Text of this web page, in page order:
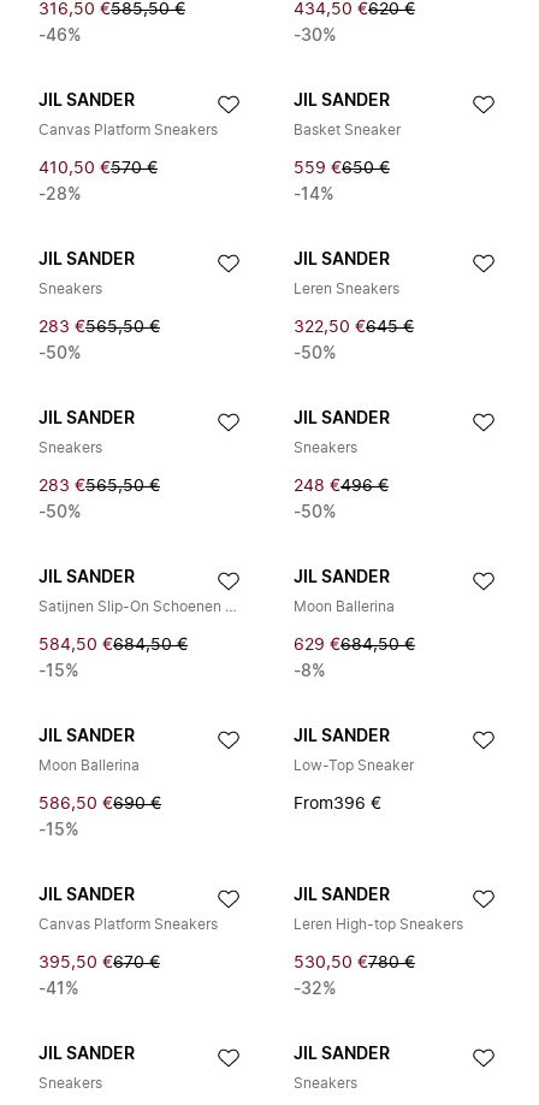
316,50 €585,50 €
-46%
434,50 €620 €
-30%
JIL SANDER
Canvas Platform Sneakers
410,50 €570 €
-28%
JIL SANDER
Basket Sneaker
559 €650 €
-14%
JIL SANDER
Sneakers
283 €565,50 €
-50%
JIL SANDER
Leren Sneakers
322,50 €645 €
-50%
JIL SANDER
Sneakers
283 €565,50 €
-50%
JIL SANDER
Sneakers
248 €496 €
-50%
JIL SANDER
Satijnen Slip-On Schoenen met Bandjes
584,50 €684,50 €
-15%
JIL SANDER
Moon Ballerina
629 €684,50 €
-8%
JIL SANDER
Moon Ballerina
586,50 €690 €
-15%
JIL SANDER
Low-Top Sneaker
From396 €
JIL SANDER
Canvas Platform Sneakers
395,50 €670 €
-41%
JIL SANDER
Leren High-top Sneakers
530,50 €780 €
-32%
JIL SANDER
Sneakers
JIL SANDER
Sneakers